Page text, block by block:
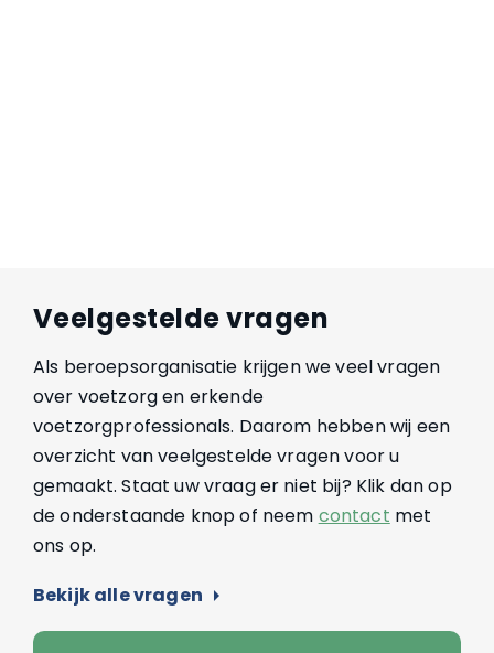
Veelgestelde vragen
Als beroepsorganisatie krijgen we veel vragen
over voetzorg en erkende
voetzorgprofessionals. Daarom hebben wij een
overzicht van veelgestelde vragen voor u
gemaakt. Staat uw vraag er niet bij? Klik dan op
de onderstaande knop of neem contact met
ons op.
Bekijk alle vragen arrow_right